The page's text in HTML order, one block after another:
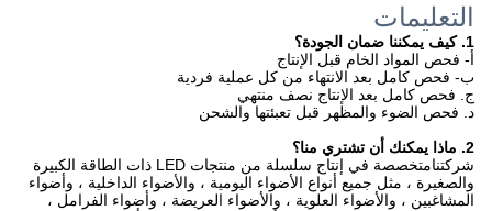
التعليمات
1. كيف يمكننا ضمان الجودة؟
أ- فحص المواد الخام قبل الإنتاج
ب- فحص كامل بعد الانتهاء من كل عملية فردية
ج. فحص كامل بعد الإنتاج نصف منتهي
د. فحص الضوء والمظهر قبل تعبئتها والشحن
2. ماذا يمكنك أن تشتري منا؟
شركتنا
متخصصة في إنتاج سلسلة من منتجات LED ذات الطاقة الكبيرة
والصغيرة ، مثل جميع أنواع الأضواء اليومية ، والأضواء الداخلية ، وأضواء
المشاغبين ، والأضواء العلوية ، والأضواء العريضة ، وأضواء الفرامل ،